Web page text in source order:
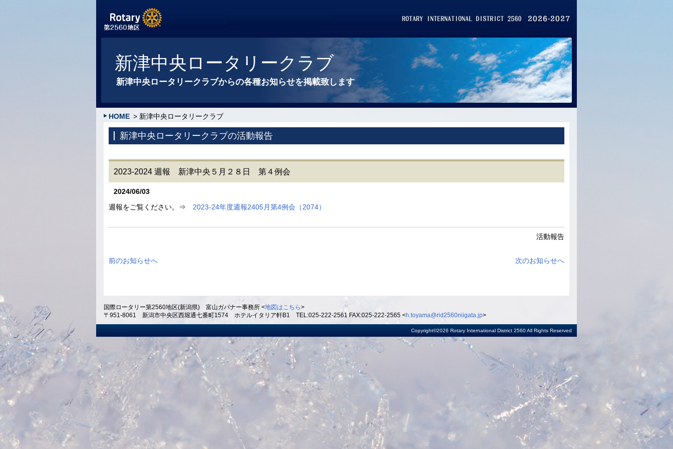
新津中央ロータリークラブ
新津中央ロータリークラブからの各種お知らせを掲載致します
HOME > 新津中央ロータリークラブ
新津中央ロータリークラブの活動報告
2023-2024 週報 新津中央５月２８日 第４例会
2024/06/03
週報をご覧ください。⇒ 2023-24年度週報2405月第4例会（2074）
活動報告
前のお知らせへ 次のお知らせへ
国際ロータリー第2560地区(新潟県) 富山ガバナー事務所 <地図はこちら>
〒951-8061 新潟市中央区西堀通七番町1574 ホテルイタリア軒B1 TEL:025-222-2561 FAX:025-222-2565 <h.toyama@rid2560niigata.jp>
Copyright©2026 Rotary International District 2560 All Rights Reserved